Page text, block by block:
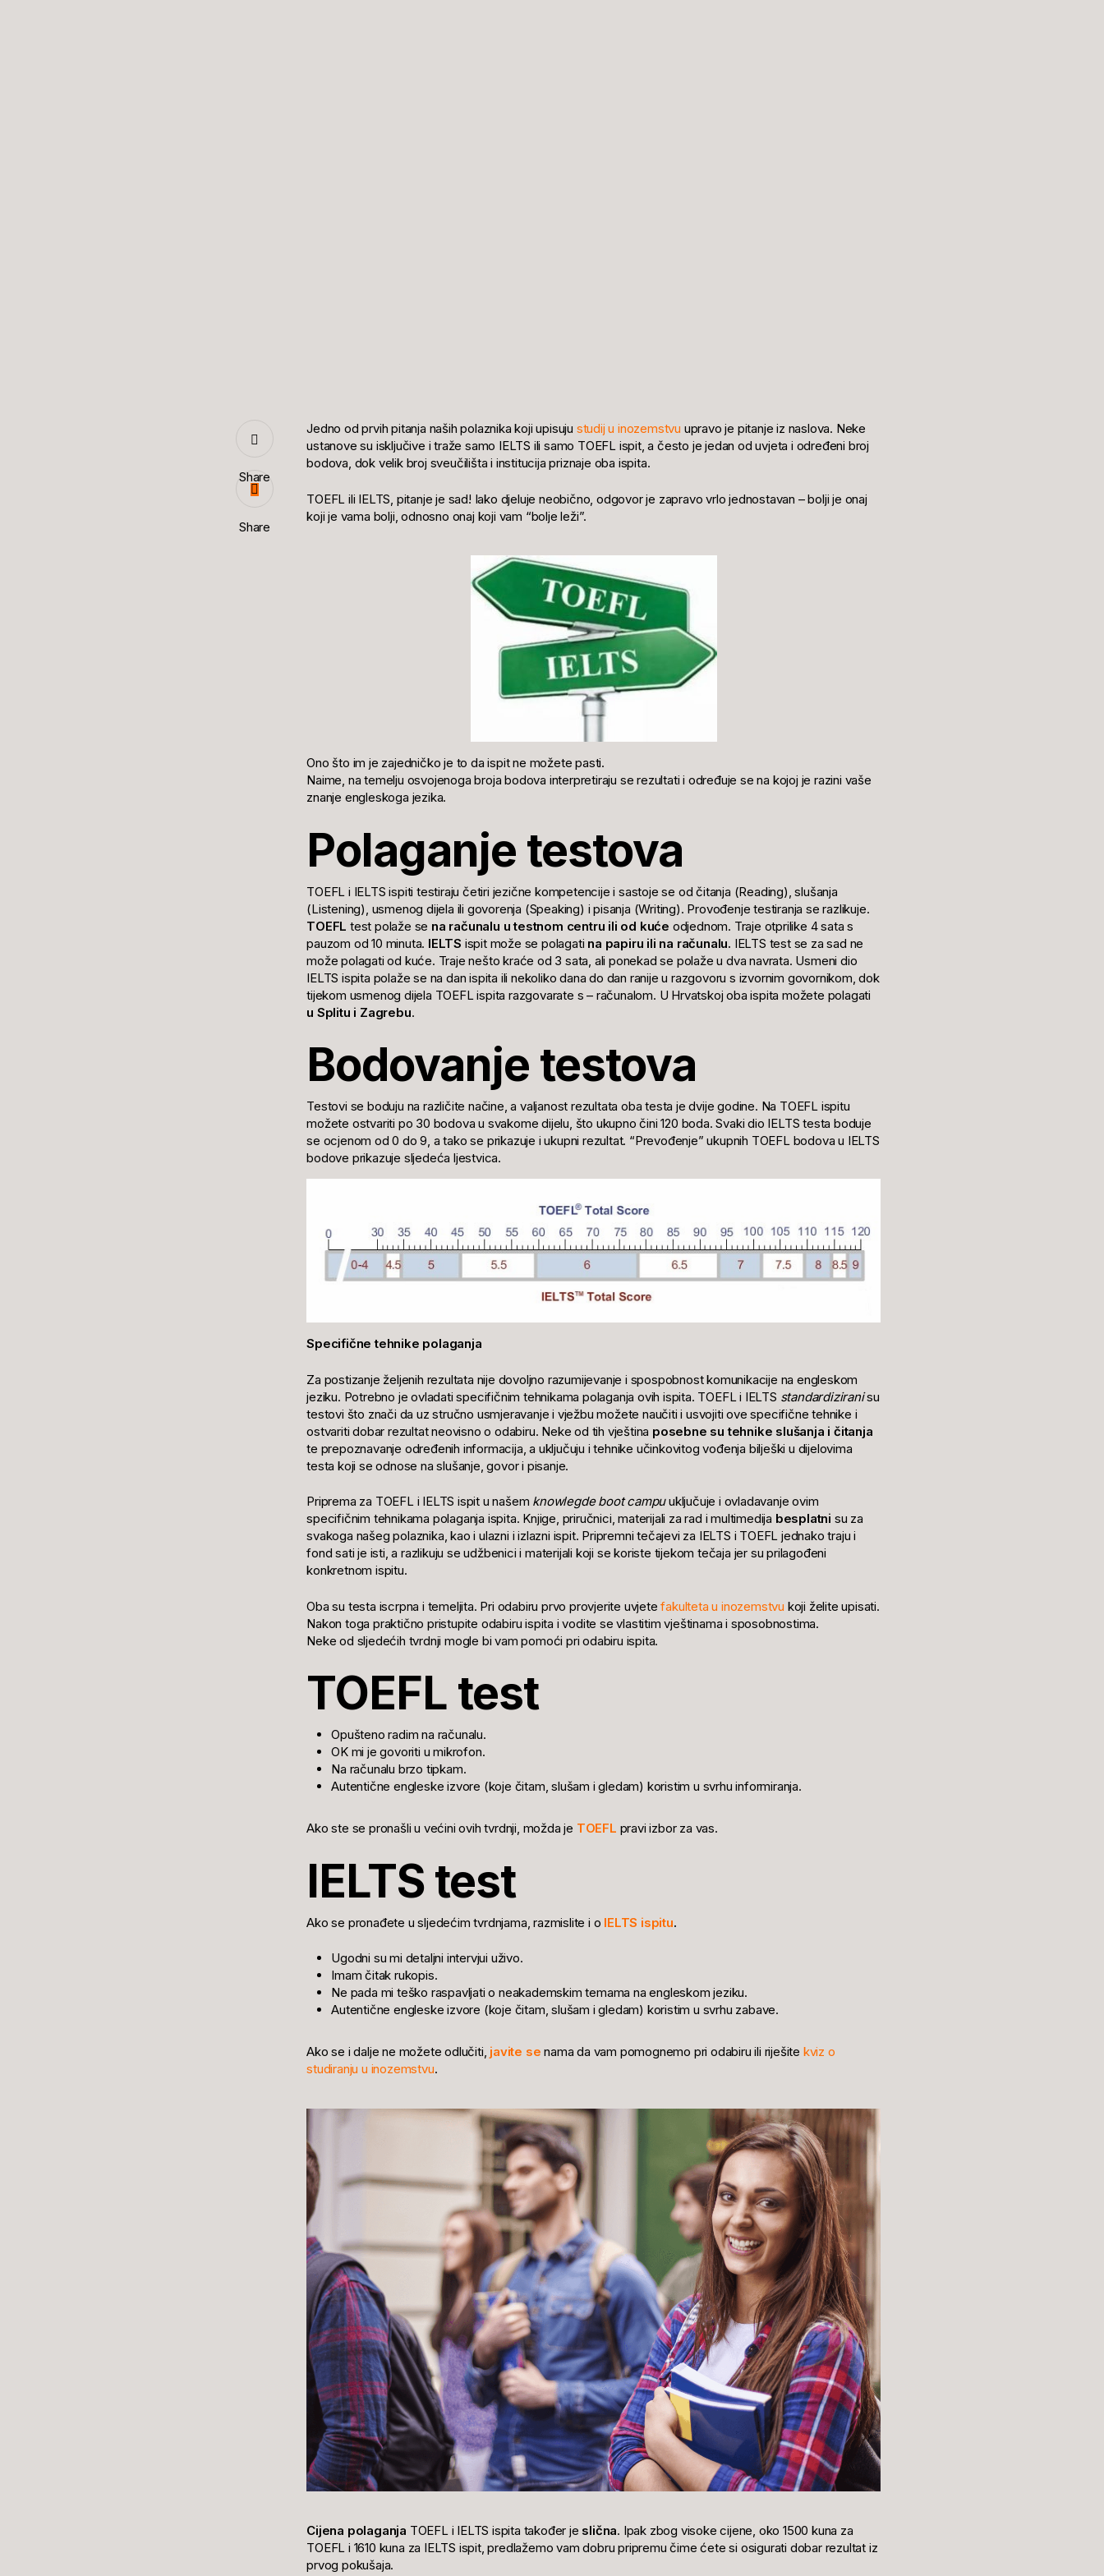
Share
Share
Jedno od prvih pitanja naših polaznika koji upisuju studij u inozemstvu upravo je pitanje iz naslova. Neke
ustanove su isključive i traže samo IELTS ili samo TOEFL ispit, a često je jedan od uvjeta i određeni broj
bodova, dok velik broj sveučilišta i institucija priznaje oba ispita.
TOEFL ili IELTS, pitanje je sad! Iako djeluje neobično, odgovor je zapravo vrlo jednostavan – bolji je onaj
koji je vama bolji, odnosno onaj koji vam “bolje leži”.
Ono što im je zajedničko je to da ispit ne možete pasti.
Naime, na temelju osvojenoga broja bodova interpretiraju se rezultati i određuje se na kojoj je razini vaše
znanje engleskoga jezika.
Polaganje testova
TOEFL i IELTS ispiti testiraju četiri jezične kompetencije i sastoje se od čitanja (Reading), slušanja
(Listening), usmenog dijela ili govorenja (Speaking) i pisanja (Writing). Provođenje testiranja se razlikuje.
TOEFL test polaže se na računalu u testnom centru ili od kuće odjednom. Traje otprilike 4 sata s
pauzom od 10 minuta. IELTS ispit može se polagati na papiru ili na računalu. IELTS test se za sad ne
može polagati od kuće. Traje nešto kraće od 3 sata, ali ponekad se polaže u dva navrata. Usmeni dio
IELTS ispita polaže se na dan ispita ili nekoliko dana do dan ranije u razgovoru s izvornim govornikom, dok
tijekom usmenog dijela TOEFL ispita razgovarate s – računalom. U Hrvatskoj oba ispita možete polagati
u Splitu i Zagrebu.
Bodovanje testova
Testovi se boduju na različite načine, a valjanost rezultata oba testa je dvije godine. Na TOEFL ispitu
možete ostvariti po 30 bodova u svakome dijelu, što ukupno čini 120 boda. Svaki dio IELTS testa boduje
se ocjenom od 0 do 9, a tako se prikazuje i ukupni rezultat. “Prevođenje” ukupnih TOEFL bodova u IELTS
bodove prikazuje sljedeća ljestvica.
Specifične tehnike polaganja
Za postizanje željenih rezultata nije dovoljno razumijevanje i spospobnost komunikacije na engleskom
jeziku. Potrebno je ovladati specifičnim tehnikama polaganja ovih ispita. TOEFL i IELTS standardiziranisu
testovi što znači da uz stručno usmjeravanje i vježbu možete naučiti i usvojiti ove specifične tehnike i
ostvariti dobar rezultat neovisno o odabiru. Neke od tih vještina posebne su tehnike slušanja i čitanja
te prepoznavanje određenih informacija, a uključuju i tehnike učinkovitog vođenja bilješki u dijelovima
testa koji se odnose na slušanje, govor i pisanje.
Priprema za TOEFL i IELTS ispit u našem knowlegde boot campuuključuje i ovladavanje ovim
specifičnim tehnikama polaganja ispita. Knjige, priručnici, materijali za rad i multimedija besplatni su za
svakoga našeg polaznika, kao i ulazni i izlazni ispit. Pripremni tečajevi za IELTS i TOEFL jednako traju i
fond sati je isti, a razlikuju se udžbenici i materijali koji se koriste tijekom tečaja jer su prilagođeni
konkretnom ispitu.
Oba su testa iscrpna i temeljita. Pri odabiru prvo provjerite uvjete fakulteta u inozemstvu koji želite upisati.
Nakon toga praktično pristupite odabiru ispita i vodite se vlastitim vještinama i sposobnostima.
Neke od sljedećih tvrdnji mogle bi vam pomoći pri odabiru ispita.
TOEFL test
Opušteno radim na računalu.
OK mi je govoriti u mikrofon.
Na računalu brzo tipkam.
Autentične engleske izvore (koje čitam, slušam i gledam) koristim u svrhu informiranja.
Ako ste se pronašli u većini ovih tvrdnji, možda je TOEFL pravi izbor za vas.
IELTS test
Ako se pronađete u sljedećim tvrdnjama, razmislite i o IELTS ispitu.
Ugodni su mi detaljni intervjui uživo.
Imam čitak rukopis.
Ne pada mi teško raspavljati o neakademskim temama na engleskom jeziku.
Autentične engleske izvore (koje čitam, slušam i gledam) koristim u svrhu zabave.
Ako se i dalje ne možete odlučiti, javite se nama da vam pomognemo pri odabiru ili riješite kviz o
studiranju u inozemstvu.
Cijena polaganja TOEFL i IELTS ispita također je slična. Ipak zbog visoke cijene, oko 1500 kuna za
TOEFL i 1610 kuna za IELTS ispit, predlažemo vam dobru pripremu čime ćete si osigurati dobar rezultat iz
prvog pokušaja.